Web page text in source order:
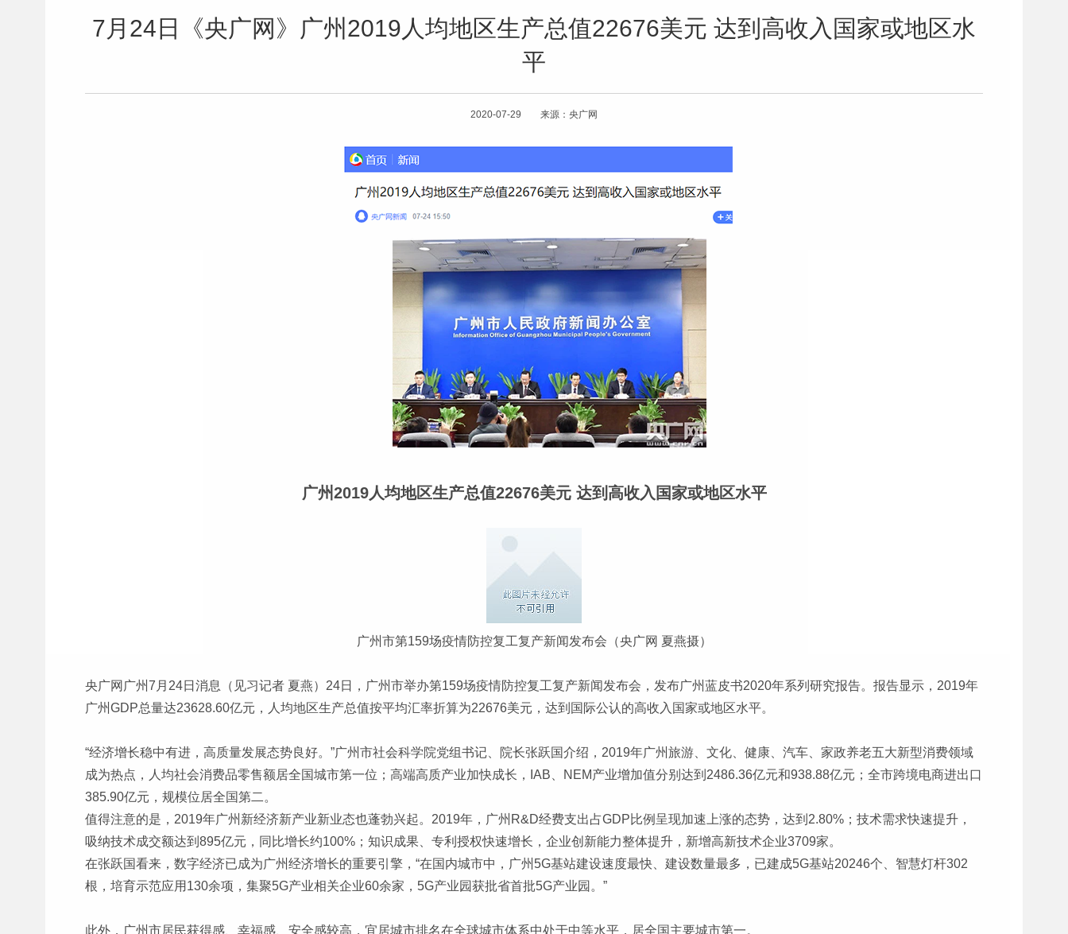
7月24日《央广网》广州2019人均地区生产总值22676美元 达到高收入国家或地区水
平
2020-07-29 来源：央广网
广州2019人均地区生产总值22676美元 达到高收入国家或地区水平
广州市第159场疫情防控复工复产新闻发布会（央广网 夏燕摄）
央广网广州7月24日消息（见习记者 夏燕）24日，广州市举办第159场疫情防控复工复产新闻发布会，发布广州蓝皮书2020年系列研究报告。报告显示，2019年
广州GDP总量达23628.60亿元，人均地区生产总值按平均汇率折算为22676美元，达到国际公认的高收入国家或地区水平。
“经济增长稳中有进，高质量发展态势良好。”广州市社会科学院党组书记、院长张跃国介绍，2019年广州旅游、文化、健康、汽车、家政养老五大新型消费领域
成为热点，人均社会消费品零售额居全国城市第一位；高端高质产业加快成长，IAB、NEM产业增加值分别达到2486.36亿元和938.88亿元；全市跨境电商进出口
385.90亿元，规模位居全国第二。
值得注意的是，2019年广州新经济新产业新业态也蓬勃兴起。2019年，广州R&D经费支出占GDP比例呈现加速上涨的态势，达到2.80%；技术需求快速提升，
吸纳技术成交额达到895亿元，同比增长约100%；知识成果、专利授权快速增长，企业创新能力整体提升，新增高新技术企业3709家。
在张跃国看来，数字经济已成为广州经济增长的重要引擎，“在国内城市中，广州5G基站建设速度最快、建设数量最多，已建成5G基站20246个、智慧灯杆302
根，培育示范应用130余项，集聚5G产业相关企业60余家，5G产业园获批省首批5G产业园。”
此外，广州市居民获得感、幸福感、安全感较高，宜居城市排名在全球城市体系中处于中等水平，居全国主要城市第一。